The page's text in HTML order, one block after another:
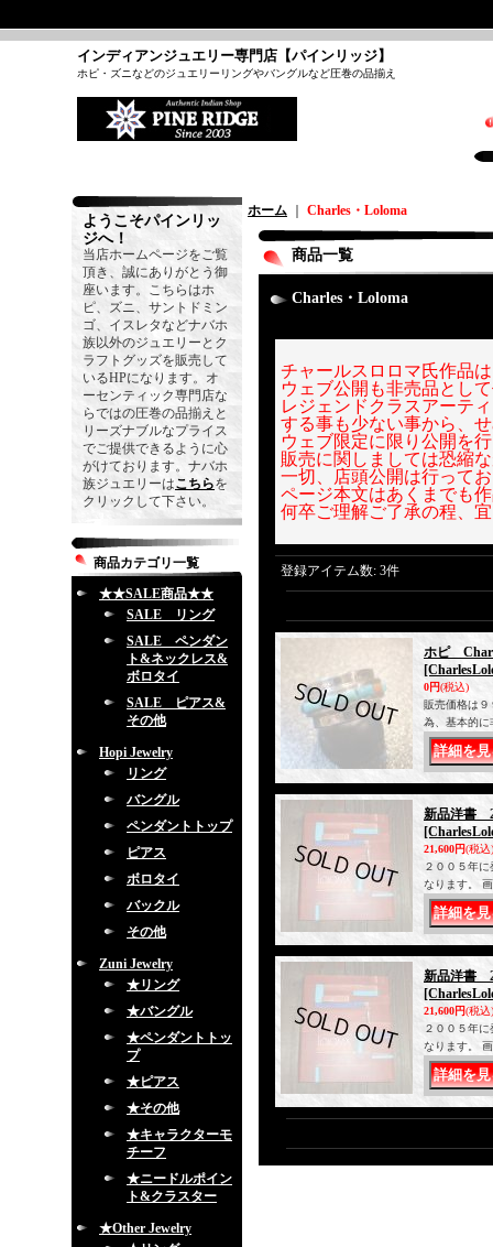
インディアンジュエリー専門店【パインリッジ】
ホピ・ズニなどのジュエリーリングやバングルなど圧巻の品揃え
ようこそパインリッ
ジへ！
当店ホームページをご覧
頂き、誠にありがとう御
座います。こちらはホ
ピ、ズニ、サントドミン
ゴ、イスレタなどナバホ
族以外のジュエリーとク
ラフトグッズを販売して
いるHPになります。オ
ーセンティック専門店な
らではの圧巻の品揃えと
リーズナブルなプライス
でご提供できるように心
がけております。ナバホ
族ジュエリーはこちらを
クリックして下さい。
商品カテゴリ一覧
★★SALE商品★★
SALE リング
SALE ペンダン
ト&ネックレス&
ボロタイ
SALE ピアス&
その他
Hopi Jewelry
リング
バングル
ペンダントトップ
ピアス
ボロタイ
バックル
その他
Zuni Jewelry
★リング
★バングル
★ペンダントトッ
プ
★ピアス
★その他
★キャラクターモ
チーフ
★ニードルポイン
ト&クラスター
★Other Jewelry
ホーム Charles・Loloma
商品一覧
Charles・Loloma
チャールスロロマ氏作品
ウェブ公開も非売品とし
レジェンドクラスアーテ
する事も少ない事から、
ウェブ限定に限り公開を
販売に関しましては恐縮
一切、店頭公開は行って
ページ本文はあくまでも
何卒ご理解ご了承の程、
登録アイテム数: 3件
ホピ
0円(税込)
販売価格は９
為、基本的
新品洋書
21,600円(税込)
２００５年
なります。
新品洋書
21,600円(税込)
２００５年
なります。